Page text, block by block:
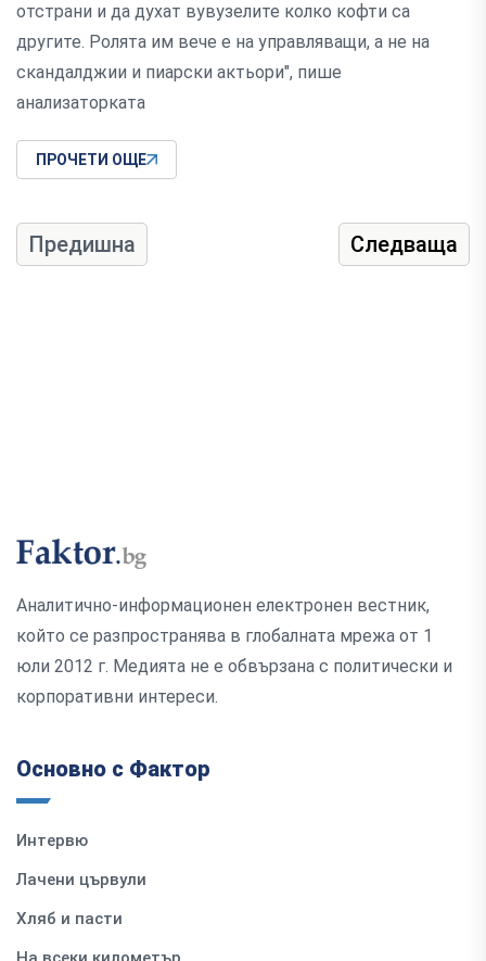
отстрани и да духат вувузелите колко кофти са
другите. Ролята им вече е на управляващи, а не на
скандалджии и пиарски актьори", пише
анализаторката
ПРОЧЕТИ ОЩЕ
Предишна Следваща
Аналитично-информационен електронен вестник,
който се разпространява в глобалната мрежа от 1
юли 2012 г. Медията не е обвързана с политически и
корпоративни интереси.
Основно с Фактор
Интервю
Лачени цървули
Хляб и пасти